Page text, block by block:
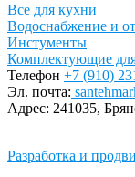
Все для кухни
Водоснабжение и
Инстументы
Комплектующие
Телефон +7 (910)
Эл. почта:
Адрес: 241035,
Разработка и